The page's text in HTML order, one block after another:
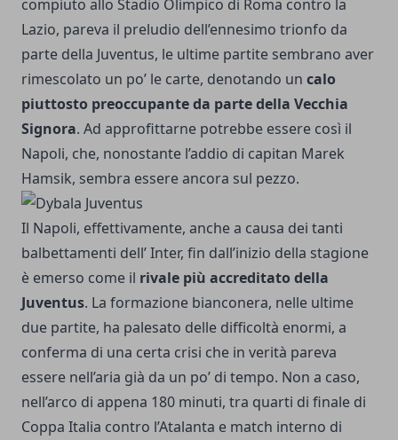
compiuto allo Stadio Olimpico di Roma contro la
Lazio, pareva il preludio dell’ennesimo trionfo da
parte della Juventus, le ultime partite sembrano aver
rimescolato un po’ le carte, denotando un calo
piuttosto preoccupante da parte della Vecchia
Signora. Ad approfittarne potrebbe essere così il
Napoli, che, nonostante l’addio di capitan Marek
Hamsik, sembra essere ancora sul pezzo.
Il Napoli, effettivamente, anche a causa dei tanti
balbettamenti dell’ Inter, fin dall’inizio della stagione
è emerso come il rivale più accreditato della
Juventus. La formazione bianconera, nelle ultime
due partite, ha palesato delle difficoltà enormi, a
conferma di una certa crisi che in verità pareva
essere nell’aria già da un po’ di tempo. Non a caso,
nell’arco di appena 180 minuti, tra quarti di finale di
Coppa Italia contro l’Atalanta e match interno di